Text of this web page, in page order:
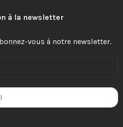
à la newsletter
vous à notre newsletter.